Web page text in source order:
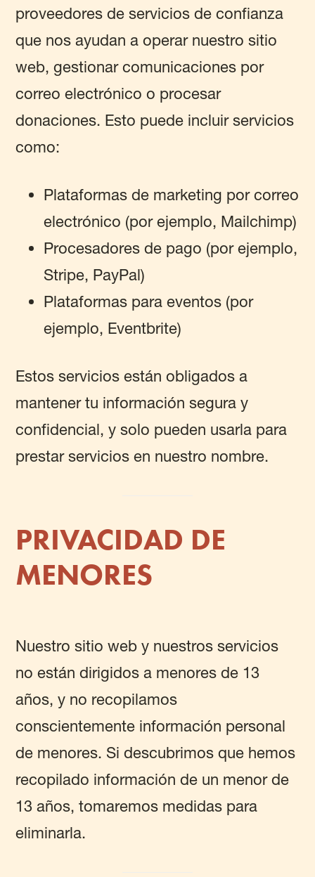
proveedores de servicios de confianza
que nos ayudan a operar nuestro sitio
web, gestionar comunicaciones por
correo electrónico o procesar
donaciones. Esto puede incluir servicios
como:
Plataformas de marketing por correo
electrónico (por ejemplo, Mailchimp)
Procesadores de pago (por ejemplo,
Stripe, PayPal)
Plataformas para eventos (por
ejemplo, Eventbrite)
Estos servicios están obligados a
mantener tu información segura y
confidencial, y solo pueden usarla para
prestar servicios en nuestro nombre.
PRIVACIDAD DE
MENORES
Nuestro sitio web y nuestros servicios
no están dirigidos a menores de 13
años, y no recopilamos
conscientemente información personal
de menores. Si descubrimos que hemos
recopilado información de un menor de
13 años, tomaremos medidas para
eliminarla.